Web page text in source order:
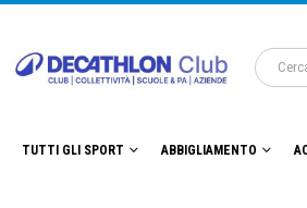
TUTTI GLI SPORT ABBIGLIAMENTO